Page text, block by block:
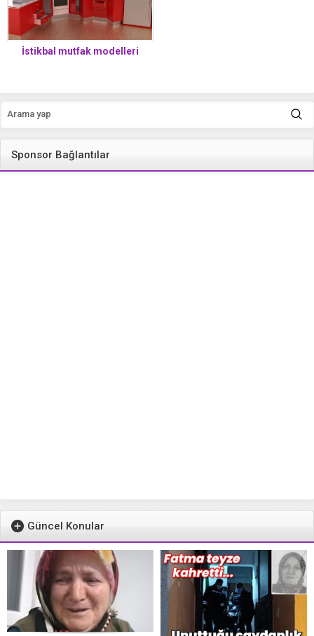
İstikbal mutfak modelleri
Sponsor Bağlantılar
Güncel Konular